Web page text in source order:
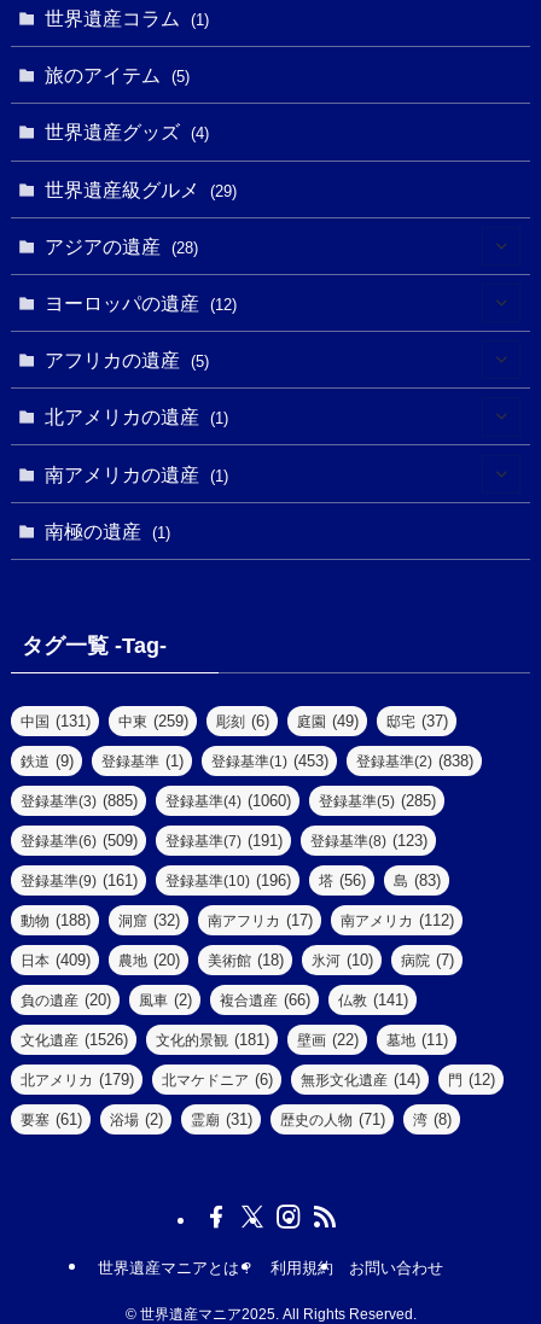
(18)
(3)
(7)
(5)
(39)
(290)
(7)
(6)
(3)
(3)
(6)
(8)
(2)
(5)
(16)
(62)
(14)
(61)
(9)
(2)
(17)
(8)
(73)
(11)
(18)
(6)
(19)
(1)
(5)
(2)
(2)
(8)
(4)
(8)
(2)
(2)
(10)
(1)
(1)
(3)
(1)
(2)
(7)
(2)
(47)
(5)
(19)
(8)
世界遺産コラム (1)
旅のアイテム (5)
世界遺産グッズ (4)
世界遺産級グルメ (29)
アジアの遺産 (28)
(1)
(1)
(18)
(2)
(1)
ヨーロッパの遺産 (12)
(2)
(1)
(1)
(2)
(2)
アフリカの遺産 (5)
(3)
北アメリカの遺産 (1)
(1)
(1)
南アメリカの遺産 (1)
南極の遺産 (1)
タグ一覧 -Tag-
中国 (131) 中東 (259) 彫刻 (6) 庭園 (49) 邸宅 (37)
鉄道 (9) 登録基準 (1) 登録基準(1) (453) 登録基準(2) (838)
登録基準(3) (885) 登録基準(4) (1060) 登録基準(5) (285)
登録基準(6) (509) 登録基準(7) (191) 登録基準(8) (123)
登録基準(9) (161) 登録基準(10) (196) 塔 (56) 島 (83)
動物 (188) 洞窟 (32) 南アフリカ (17) 南アメリカ (112)
日本 (409) 農地 (20) 美術館 (18) 氷河 (10) 病院 (7)
負の遺産 (20) 風車 (2) 複合遺産 (66) 仏教 (141)
文化遺産 (1526) 文化的景観 (181) 壁画 (22) 墓地 (11)
北アメリカ (179) 北マケドニア (6) 無形文化遺産 (14) 門 (12)
要塞 (61) 浴場 (2) 霊廟 (31) 歴史の人物 (71) 湾 (8)
世界遺産マニアとは？ 利用規約 お問い合わせ
©世界遺産マニア2025. All Rights Reserved.